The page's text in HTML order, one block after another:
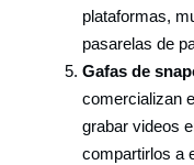
plataformas,
pasarelas de
Gafas de
comercializan
grabar videos
compartirlos a